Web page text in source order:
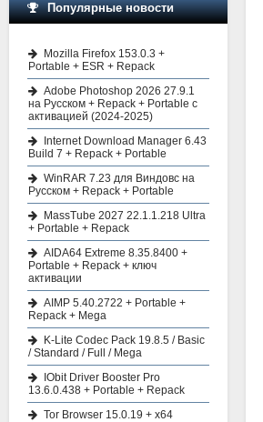
Популярные новости
Mozilla Firefox 153.0.3 +
Portable + ESR + Repack
Adobe Photoshop 2026 27.9.1
на Русском + Repack + Portable с
активацией (2024-2025)
Internet Download Manager 6.43
Build 7 + Repack + Portable
WinRAR 7.23 для Виндовс на
Русском + Repack + Portable
MassTube 2027 22.1.1.218 Ultra
+ Portable + Repack
AIDA64 Extreme 8.35.8400 +
Portable + Repack + ключ
активации
AIMP 5.40.2722 + Portable +
Repack + Mega
K-Lite Codec Pack 19.8.5 / Basic
/ Standard / Full / Mega
IObit Driver Booster Pro
13.6.0.438 + Portable + Repack
Tor Browser 15.0.19 + x64